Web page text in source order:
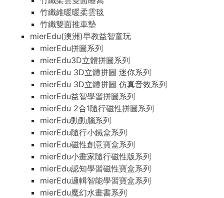
竹纖維暖暖柔雲毯
竹纖雙面推車墊
mierEdu(澳洲)早教益智童玩
mierEdu拼圖系列
mierEdu3D立體拼圖系列
mierEdu 3D立體拼圖 迷你系列
mierEdu 3D立體拼圖 仿真音效系列
mierEdu益智學習拼圖系列
mierEdu 2合1隨行磁性拼圖系列
mierEdu動動腦系列
mierEdu隨行小鐵盒系列
mierEdu磁性創意寶盒系列
mierEdu小畫家隨行磁性版系列
mierEdu認知學習磁性寶盒系列
mierEdu邏輯智能學習寶盒系列
mierEdu魔幻水畫書系列